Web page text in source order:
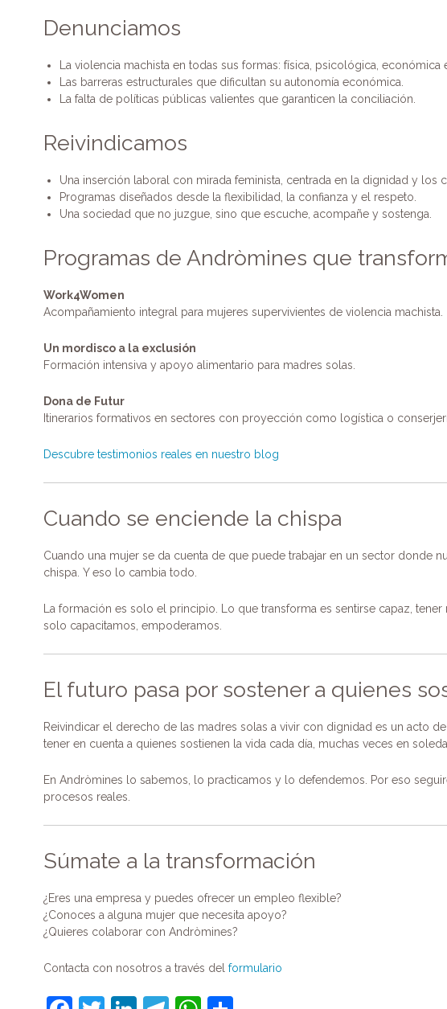
Denunciamos
La violencia machista en todas sus formas: física, psicológica, económica
Las barreras estructurales que dificultan su autonomía económica.
La falta de políticas públicas valientes que garanticen la conciliación.
Reivindicamos
Una inserción laboral con mirada feminista, centrada en la dignidad y los
Programas diseñados desde la flexibilidad, la confianza y el respeto.
Una sociedad que no juzgue, sino que escuche, acompañe y sostenga.
Programas de Andròmines que
Work4Women
Acompañamiento integral para mujeres supervivientes de violencia machista.
Un mordisco a la exclusión
Formación intensiva y apoyo alimentario para madres solas.
Dona de Futur
Itinerarios formativos en sectores con proyección como logística o
Descubre testimonios reales en nuestro blog
Cuando se enciende la chispa
Cuando una mujer se da cuenta de que puede trabajar en un sector donde
chispa. Y eso lo cambia todo.
La formación es solo el principio. Lo que transforma es sentirse capaz,
solo capacitamos, empoderamos.
El futuro pasa por sostener a quienes
Reivindicar el derecho de las madres solas a vivir con dignidad es un acto
tener en cuenta a quienes sostienen la vida cada día, muchas veces en
En Andròmines lo sabemos, lo practicamos y lo defendemos. Por eso
procesos reales.
Súmate a la transformación
¿Eres una empresa y puedes ofrecer un empleo flexible?
¿Conoces a alguna mujer que necesita apoyo?
¿Quieres colaborar con Andròmines?
Contacta con nosotros a través del formulario